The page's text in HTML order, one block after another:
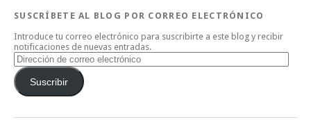
SUSCRÍBETE AL BLOG POR CORREO ELECTRÓNICO
Introduce tu correo electrónico para suscribirte a este blog y recibir
notificaciones de nuevas entradas.
Dirección
de
correo
electrónico
Suscribir